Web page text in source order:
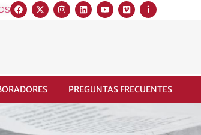
PREGUNTAS FRECUENTES